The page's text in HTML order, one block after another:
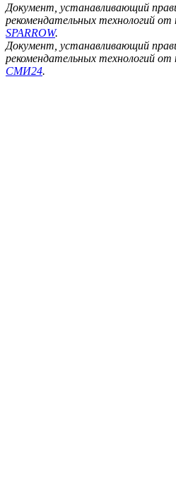
Документ, устанавливающий
рекомендательных технологий
SPARROW.
Документ, устанавливающий
рекомендательных технологий
СМИ24.